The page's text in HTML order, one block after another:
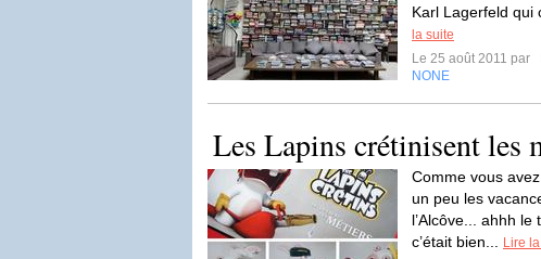
Karl Lagerfeld qui
la suite
Le 25 août 2011 par
NONE
Les Lapins crétinisent les
Comme vous
un peu les
l’Alcôve... ahhh le
c’était bien...
Lire